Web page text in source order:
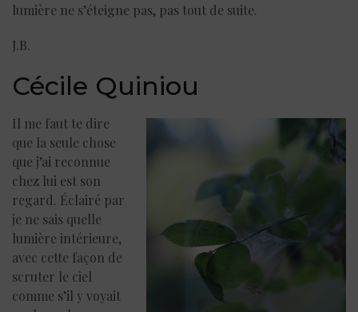
lumière ne s’éteigne pas, pas tout de suite.
J.B.
Cécile Quiniou
Il me faut te dire
que la seule chose
que j’ai reconnue
chez lui est son
regard. Éclairé par
je ne sais quelle
lumière intérieure,
avec cette façon de
scruter le ciel
comme s’il y voyait